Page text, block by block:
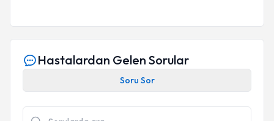
Hastalardan Gelen Sorular
Soru Sor